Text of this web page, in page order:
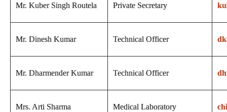
Mr. Kuber Singh Routela Private Secretary
Mr. Dinesh Kumar Technical Officer
Mr. Dharmender Kumar Technical Officer
Mrs. Arti Sharma
Medical Laboratory